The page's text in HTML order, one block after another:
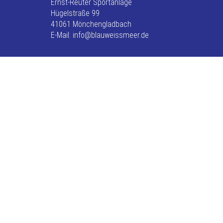
Ernst-Reuter Sportanlage
Hügelstraße 99
41061 Mönchengladbach
E-Mail: info@blauweissmeer.de